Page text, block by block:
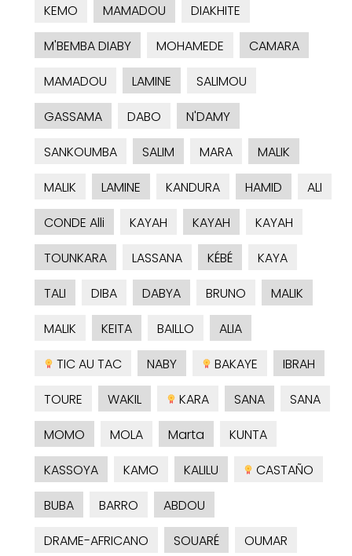
KEMO
MAMADOU
DIAKHITE
M'BEMBA DIABY
MOHAMEDE
CAMARA
MAMADOU
LAMINE
SALIMOU
GASSAMA
DABO
N'DAMY
SANKOUMBA
SALIM MARA
MALIK
MALIK
LAMINE KANDURA HAMID
ALI
CONDE Alli
KAYAH KAYAH
KAYAH
TOUNKARA
LASSANA KÉBÉ
KAYA
TALI
DIBA DABYA BRUNO
MALIK
MALIK
KEITA BAILLO
ALIA
TIC AU TAC
NABY BAKAYE
IBRAH
TOURE
WAKIL KARA SANA
SANA
MOMO
MOLA Marta
KUNTA
KASSOYA
KAMO KALILU
CASTAÑO
BUBA
BARRO
ABDOU
DRAME-AFRICANO
SOUARÉ
OUMAR